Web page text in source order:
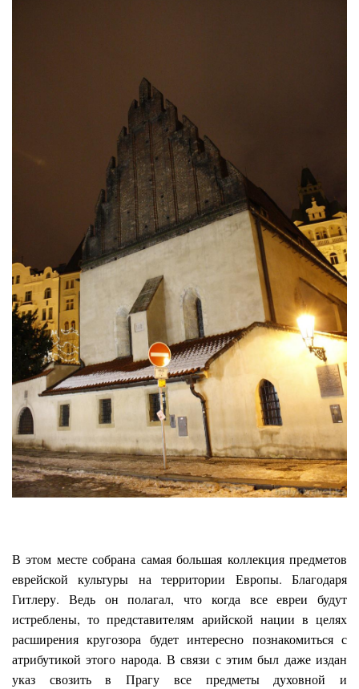
В этом месте собрана самая большая коллекция предметов
еврейской культуры на территории Европы. Благодаря
Гитлеру. Ведь он полагал, что когда все евреи будут
истреблены, то представителям арийской нации в целях
расширения кругозора будет интересно познакомиться с
атрибутикой этого народа. В связи с этим был даже издан
указ свозить в Прагу все предметы духовной и